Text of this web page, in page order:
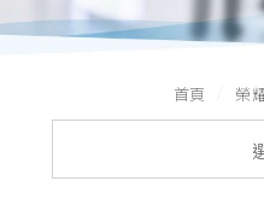
醫療團隊
服務項目
榮耀與紀錄
首頁 榮